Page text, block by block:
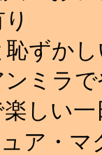
恥ずか
ンミラ
楽しい
ア・マ